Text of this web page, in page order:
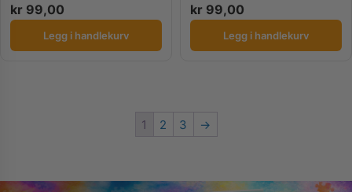
kr 99,00
Legg i handlekurv
kr 99,00
Legg i handlekurv
1 2 3 →